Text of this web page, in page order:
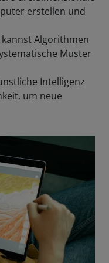
erstellen und
kannst Algorithmen
Muster
Intelligenz
um neue